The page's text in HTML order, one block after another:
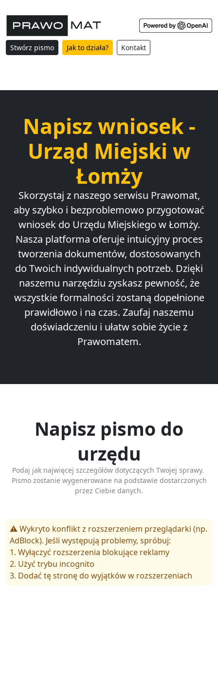
Stwórz pismo Jak to działa? Kontakt
Napisz wniosek -
Urząd Miejski w
Łomży
Skorzystaj z naszego serwisu Prawomat,
aby szybko i bezproblemowo przygotować
wniosek do Urzędu Miejskiego w Łomży.
Nasza platforma oferuje intuicyjny proces
tworzenia dokumentów, dostosowanych
do Twoich indywidualnych potrzeb. Dzięki
naszemu narzędziu zyskasz pewność, że
wszystkie formalności zostaną dopełnione
prawidłowo i na czas. Zaufaj naszemu
doświadczeniu i ułatw sobie życie z
Prawomatem.
Napisz pismo do
urzędu
Podaj jak najwięcej szczegółów dotyczących Twojej sprawy.
Pismo zostanie wygenerowane na podstawie dostarczonych
przez Ciebie danych.
⚠️ Wykryto konflikt z rozszerzeniem przeglądarki (np.
AdBlock). Jeśli występują problemy, spróbuj:
1. Wyłączyć rozszerzenia blokujące reklamy
2. Użyć trybu incognito
3. Dodać tę stronę do wyjątków w rozszerzeniach